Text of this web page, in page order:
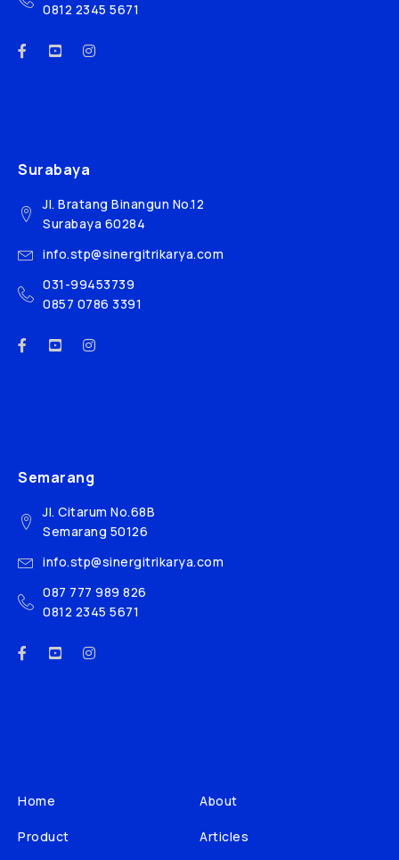
0812 2345 5671
Surabaya
Jl. Bratang Binangun No.12
Surabaya 60284
info.stp@sinergitrikarya.com
031-99453739
0857 0786 3391
Semarang
Jl. Citarum No.68B
Semarang 50126
info.stp@sinergitrikarya.com
087 777 989 826
0812 2345 5671
Home About
Product Articles